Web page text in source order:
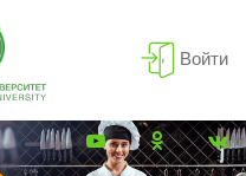
Войти